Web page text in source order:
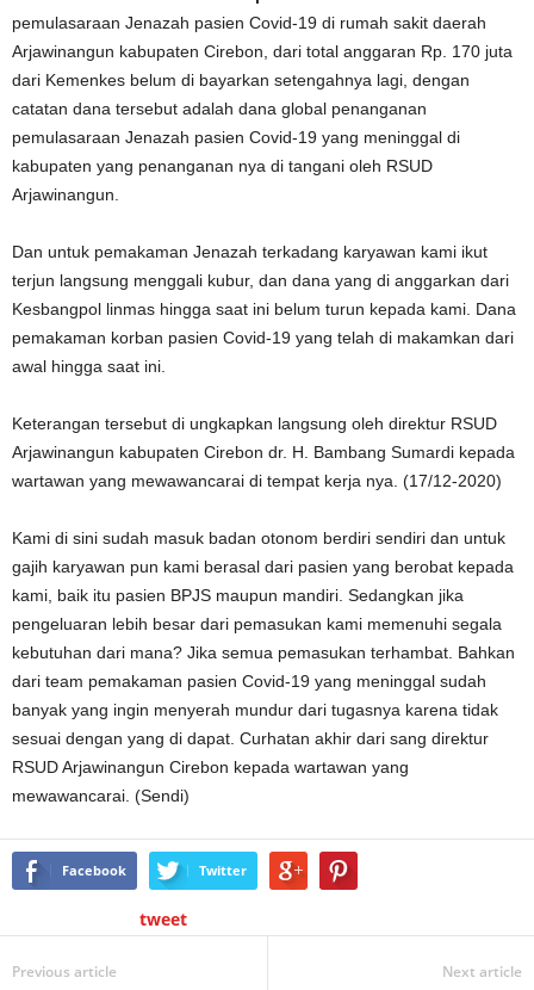
pemulasaraan Jenazah pasien Covid-19 di rumah sakit daerah
Arjawinangun kabupaten Cirebon, dari total anggaran Rp. 170 juta
dari Kemenkes belum di bayarkan setengahnya lagi, dengan
catatan dana tersebut adalah dana global penanganan
pemulasaraan Jenazah pasien Covid-19 yang meninggal di
kabupaten yang penanganan nya di tangani oleh RSUD
Arjawinangun.
Dan untuk pemakaman Jenazah terkadang karyawan kami ikut
terjun langsung menggali kubur, dan dana yang di anggarkan dari
Kesbangpol linmas hingga saat ini belum turun kepada kami. Dana
pemakaman korban pasien Covid-19 yang telah di makamkan dari
awal hingga saat ini.
Keterangan tersebut di ungkapkan langsung oleh direktur RSUD
Arjawinangun kabupaten Cirebon dr. H. Bambang Sumardi kepada
wartawan yang mewawancarai di tempat kerja nya. (17/12-2020)
Kami di sini sudah masuk badan otonom berdiri sendiri dan untuk
gajih karyawan pun kami berasal dari pasien yang berobat kepada
kami, baik itu pasien BPJS maupun mandiri. Sedangkan jika
pengeluaran lebih besar dari pemasukan kami memenuhi segala
kebutuhan dari mana? Jika semua pemasukan terhambat. Bahkan
dari team pemakaman pasien Covid-19 yang meninggal sudah
banyak yang ingin menyerah mundur dari tugasnya karena tidak
sesuai dengan yang di dapat. Curhatan akhir dari sang direktur
RSUD Arjawinangun Cirebon kepada wartawan yang
mewawancarai. (Sendi)
Facebook Twitter
tweet
Previous article Next article